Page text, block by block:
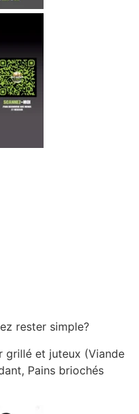
rester simple?
grillé et juteux (Viande
Pains briochés